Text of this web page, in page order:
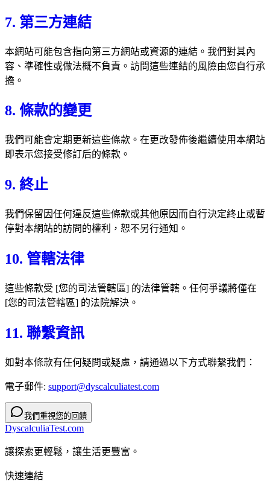
7. 第三方連結
本網站可能包含指向第三方網站或資源的連結。我們對其內
容、準確性或做法概不負責。訪問這些連結的風險由您自行承
擔。
8. 條款的變更
我們可能會定期更新這些條款。在更改發佈後繼續使用本網站
即表示您接受修訂后的條款。
9. 終止
我們保留因任何違反這些條款或其他原因而自行決定終止或暫
停對本網站的訪問的權利，恕不另行通知。
10. 管轄法律
這些條款受 [您的司法管轄區] 的法律管轄。任何爭議將僅在
[您的司法管轄區] 的法院解決。
11. 聯繫資訊
如對本條款有任何疑問或疑慮，請通過以下方式聯繫我們：
電子郵件: support@dyscalculiatest.com
我們重視您的回饋
DyscalculiaTest.com
讓探索更輕鬆，讓生活更豐富。
快速連結